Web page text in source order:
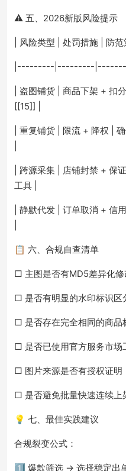
⚠️ 五、2026新版风险提示
| 风险类型 | 处罚措施 | 防范
|---------|---------
| 盗图铺货 | 商品下架 + 扣
[[15]] |
| 重复铺货 | 限流 + 降权 |
| 跨源采集 | 店铺封禁 + 保
工具 |
| 静默代发 | 订单取消 + 信
📋 六、合规自查清单
□ 主图是否有MD5差异化修
□ 是否有明显的水印标识区
□ 是否存在完全相同的商品
□ 是否已使用官方服务市场
□ 图片来源是否有授权证明
□ 是否避免批量快速连续上
💡 七、最佳实践建议
合规裂变公式：
1️⃣ 爆款筛选 → 选择稳定出